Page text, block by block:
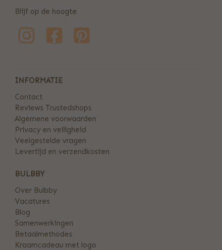
Blijf op de hoogte
INFORMATIE
Contact
Reviews Trustedshops
Algemene voorwaarden
Privacy en veiligheid
Veelgestelde vragen
Levertijd en verzendkosten
BULBBY
Over Bulbby
Vacatures
Blog
Samenwerkingen
Betaalmethodes
Kraamcadeau met logo